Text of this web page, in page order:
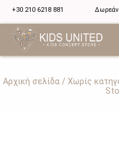
+30 210 6218 881 Δωρεάν
Αρχική σελίδα/ Χωρίς